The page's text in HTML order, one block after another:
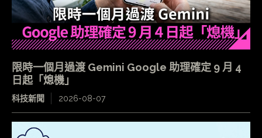
限時一個月過渡 Gemini Google 助理確定 9 月 4
日起「熄機」
科技新聞 2026-08-07